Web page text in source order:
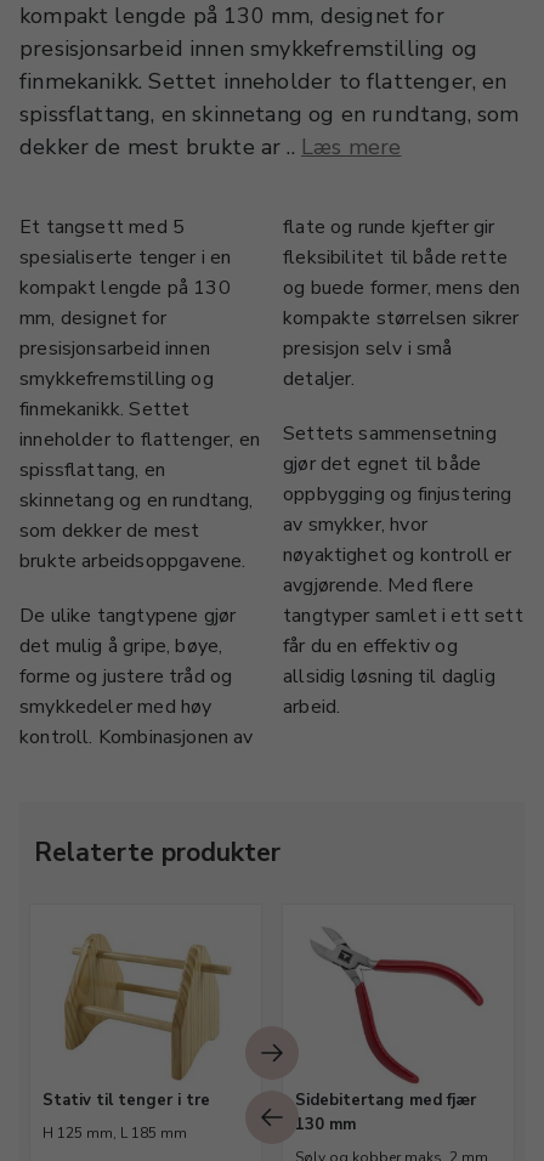
kompakt lengde på 130 mm, designet for
presisjonsarbeid innen smykkefremstilling og
finmekanikk. Settet inneholder to flattenger, en
spissflattang, en skinnetang og en rundtang, som
dekker de mest brukte ar .. Læs mere
Et tangsett med 5
spesialiserte tenger i en
kompakt lengde på 130
mm, designet for
presisjonsarbeid innen
smykkefremstilling og
finmekanikk. Settet
inneholder to flattenger, en
spissflattang, en
skinnetang og en rundtang,
som dekker de mest
brukte arbeidsoppgavene.
De ulike tangtypene gjør
det mulig å gripe, bøye,
forme og justere tråd og
smykkedeler med høy
kontroll. Kombinasjonen av
flate og runde kjefter gir
fleksibilitet til både rette
og buede former, mens den
kompakte størrelsen sikrer
presisjon selv i små
detaljer.
Settets sammensetning
gjør det egnet til både
oppbygging og finjustering
av smykker, hvor
nøyaktighet og kontroll er
avgjørende. Med flere
tangtyper samlet i ett sett
får du en effektiv og
allsidig løsning til daglig
arbeid.
Relaterte produkter
Stativ til tenger i tre
H 125 mm, L 185 mm
Sidebitertang med fjær
130 mm